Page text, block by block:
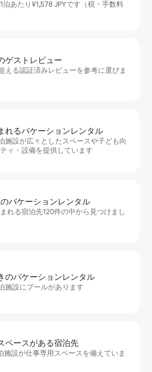
泊あたり¥1,578 JPYです（税・手数料
ゲ⁠ス⁠ト⁠レ⁠ビ⁠ュ⁠ー
える認証済みレビューを参考に選びま
れるバ⁠ケ⁠ー⁠シ⁠ョ⁠ンレ⁠ン⁠タ⁠ル
施設が広々としたスペースや子ども向
ィ・設備を提供しています
バ⁠ケ⁠ー⁠シ⁠ョ⁠ンレ⁠ン⁠タ⁠ル
れる宿泊先120件の中から見つけまし
のバ⁠ケ⁠ー⁠シ⁠ョ⁠ンレ⁠ン⁠タ⁠ル
施設にプールがあります
ペ⁠ー⁠スがあ⁠る宿⁠泊⁠先
施設が仕事専用スペースを備えていま